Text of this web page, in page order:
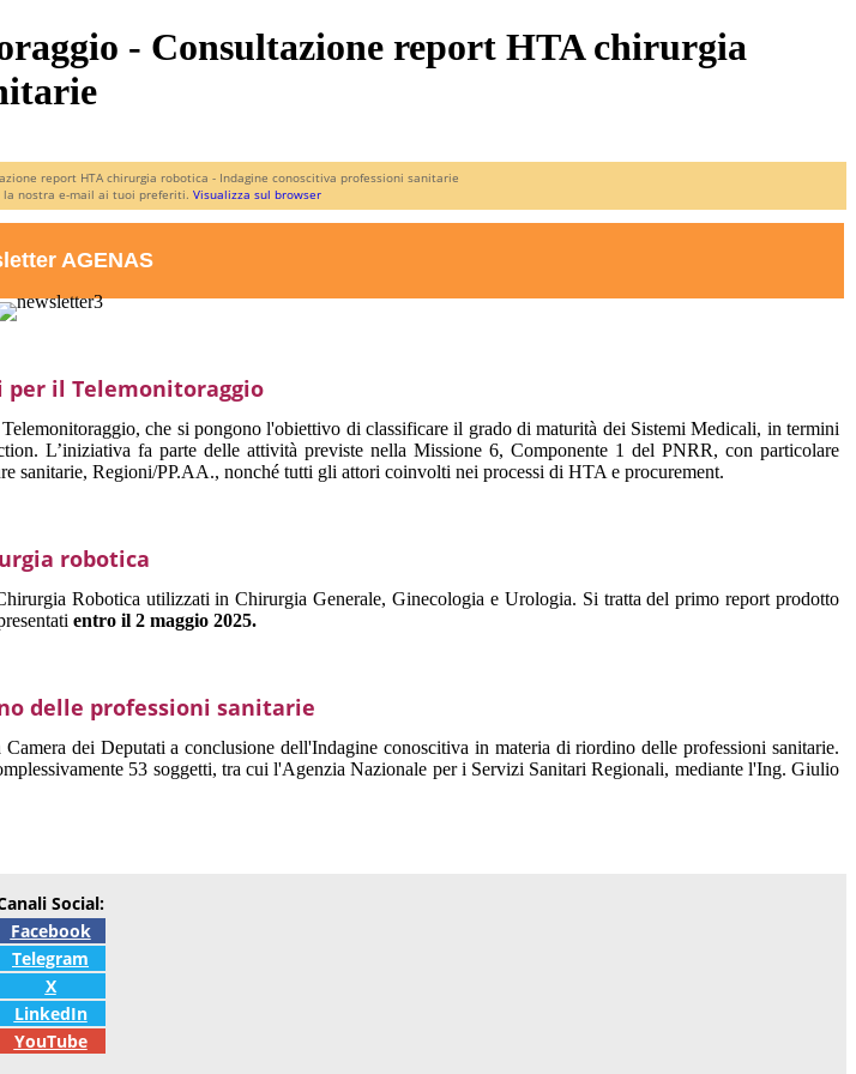
- Consultazione report HTA chirurgia
report HTA chirurgia robotica - Indagine conoscitiva professioni sanitarie
la nostra e-mail ai tuoi preferiti. Visualizza sul browser
AGENAS
per il Telemonitoraggio
che si pongono l'obiettivo di classificare il grado di maturità dei Sistemi Medicali, in termini
L’iniziativa fa parte delle attività previste nella Missione 6, Componente 1 del PNRR, con particolare
sanitarie, Regioni/PP.AA., nonché tutti gli attori coinvolti nei processi di HTA e procurement.
robotica
Robotica utilizzati in Chirurgia Generale, Ginecologia e Urologia. Si tratta del primo report prodotto
entro il 2 maggio 2025.
delle professioni sanitarie
dei Deputati a conclusione dell'Indagine conoscitiva in materia di riordino delle professioni sanitarie.
53 soggetti, tra cui l'Agenzia Nazionale per i Servizi Sanitari Regionali, mediante l'Ing. Giulio
Social:
Facebook
Telegram
X
LinkedIn
YouTube